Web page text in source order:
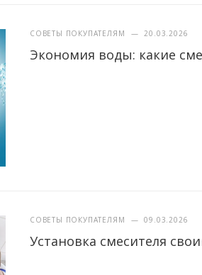
СОВЕТЫ ПОКУПАТЕЛЯМ — 20.03.2026
Экономия воды: какие
СОВЕТЫ ПОКУПАТЕЛЯМ — 09.03.2026
Установка смесителя